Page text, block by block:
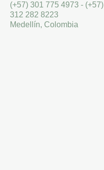
(+57) 301 775 4973 - (+57)
312 282 8223
Medellín, Colombia